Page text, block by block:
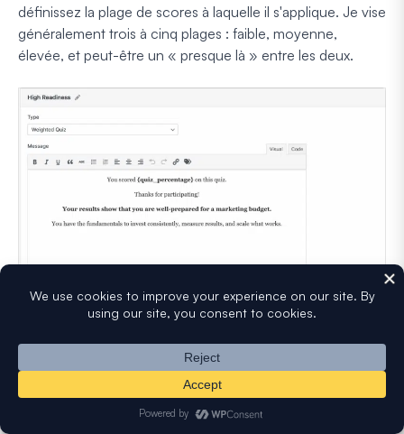
définissez la plage de scores à laquelle il s'applique. Je vise
généralement trois à cinq plages : faible, moyenne,
élevée, et peut-être un « presque là » entre les deux.
Astuce de Conversion : Chaque message de